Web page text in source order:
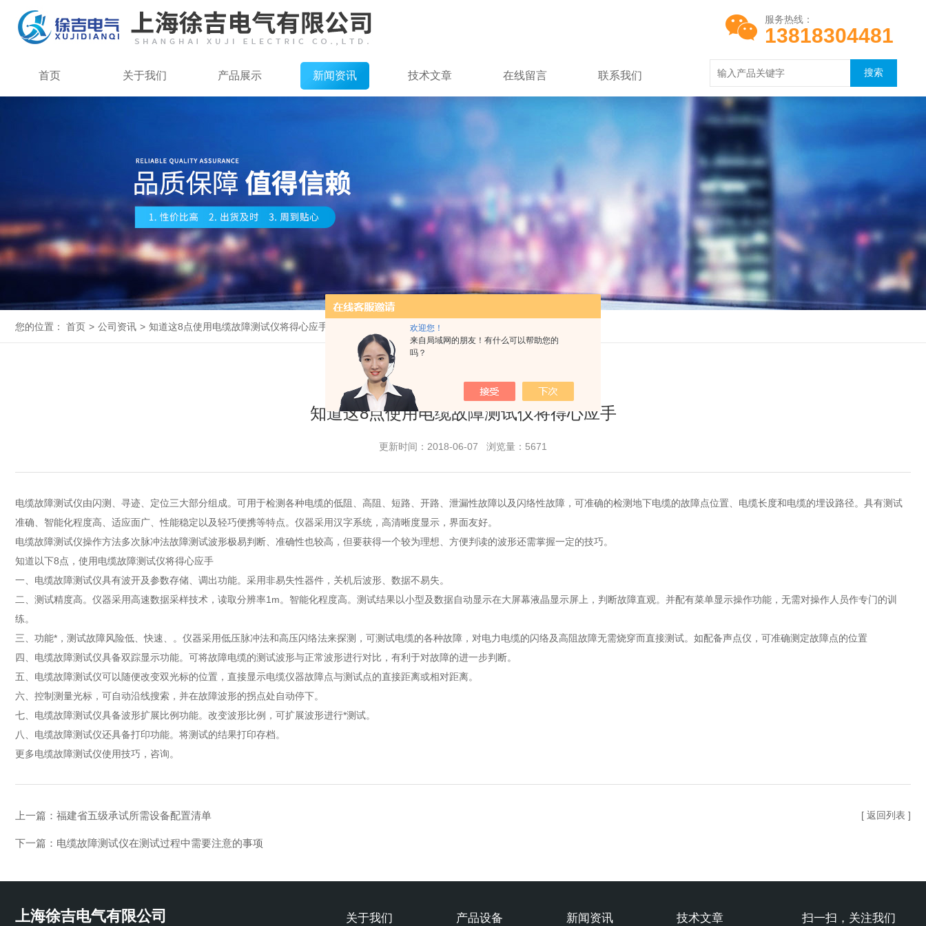
欢迎您！
来自局域网的朋友！有什么可以帮助您的
吗？
服务热线：
13818304481
首页 关于我们 产品展示 新闻资讯 技术文章 在线留言 联系我们
您的位置： 首页 > 公司资讯 > 知道这8点使用电缆故障测试仪将得心应手
知道这8点使用电缆故障测试仪将得心应手
更新时间：2018-06-07 浏览量：5671
电缆故障测试仪由闪测、寻迹、定位三大部分组成。可用于检测各种电缆的低阻、高阻、短路、开路、泄漏性故障以及闪络性故障，可准确的检测地下电缆的故障点位置、电缆长度和电缆的埋设路径。具有测试
准确、智能化程度高、适应面广、性能稳定以及轻巧便携等特点。仪器采用汉字系统，高清晰度显示，界面友好。
电缆故障测试仪操作方法多次脉冲法故障测试波形极易判断、准确性也较高，但要获得一个较为理想、方便判读的波形还需掌握一定的技巧。
知道以下8点，使用电缆故障测试仪将得心应手
一、电缆故障测试仪具有波开及参数存储、调出功能。采用非易失性器件，关机后波形、数据不易失。
二、测试精度高。仪器采用高速数据采样技术，读取分辨率1m。智能化程度高。测试结果以小型及数据自动显示在大屏幕液晶显示屏上，判断故障直观。并配有菜单显示操作功能，无需对操作人员作专门的训
练。
三、功能*，测试故障风险低、快速、。仪器采用低压脉冲法和高压闪络法来探测，可测试电缆的各种故障，对电力电缆的闪络及高阻故障无需烧穿而直接测试。如配备声点仪，可准确测定故障点的位置
四、电缆故障测试仪具备双踪显示功能。可将故障电缆的测试波形与正常波形进行对比，有利于对故障的进一步判断。
五、电缆故障测试仪可以随便改变双光标的位置，直接显示电缆仪器故障点与测试点的直接距离或相对距离。
六、控制测量光标，可自动沿线搜索，并在故障波形的拐点处自动停下。
七、电缆故障测试仪具备波形扩展比例功能。改变波形比例，可扩展波形进行*测试。
八、电缆故障测试仪还具备打印功能。将测试的结果打印存档。
更多电缆故障测试仪使用技巧，咨询。
上一篇： 福建省五级承试所需设备配置清单
下一篇： 电缆故障测试仪在测试过程中需要注意的事项
[ 返回列表 ]
上海徐吉电气有限公司 扫一扫，关注我们
关于我们 产品设备 新闻资讯 技术文章